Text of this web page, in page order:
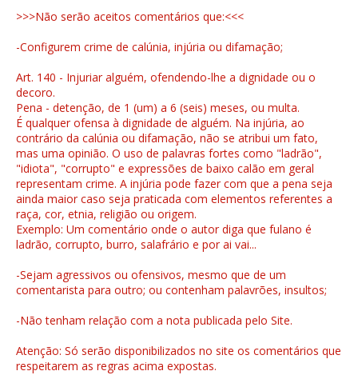
>>>Não serão aceitos comentários que:<<<
-Configurem crime de calúnia, injúria ou difamação;
Art. 140 - Injuriar alguém, ofendendo-lhe a dignidade ou o
decoro.
Pena - detenção, de 1 (um) a 6 (seis) meses, ou multa.
É qualquer ofensa à dignidade de alguém. Na injúria, ao
contrário da calúnia ou difamação, não se atribui um fato,
mas uma opinião. O uso de palavras fortes como "ladrão",
"idiota", "corrupto" e expressões de baixo calão em geral
representam crime. A injúria pode fazer com que a pena seja
ainda maior caso seja praticada com elementos referentes a
raça, cor, etnia, religião ou origem.
Exemplo: Um comentário onde o autor diga que fulano é
ladrão, corrupto, burro, salafrário e por ai vai...
-Sejam agressivos ou ofensivos, mesmo que de um
comentarista para outro; ou contenham palavrões, insultos;
-Não tenham relação com a nota publicada pelo Site.
Atenção: Só serão disponibilizados no site os comentários que
respeitarem as regras acima expostas.